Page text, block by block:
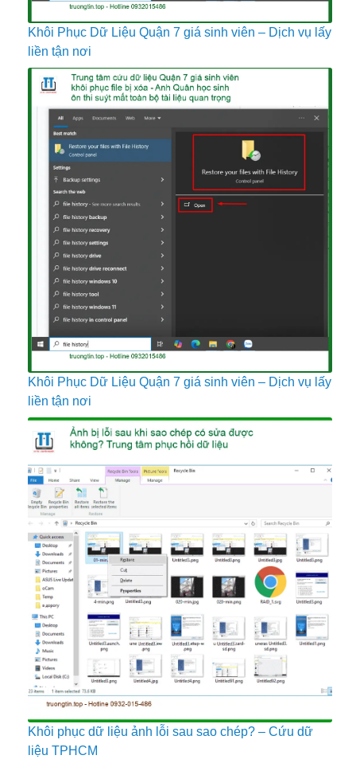
Khôi Phục Dữ Liệu Quận 7 giá sinh viên – Dịch vụ lấy
liền tận nơi
Khôi Phục Dữ Liệu Quận 7 giá sinh viên – Dịch vụ lấy
liền tận nơi
Khôi phục dữ liệu ảnh lỗi sau sao chép? – Cứu dữ
liệu TPHCM